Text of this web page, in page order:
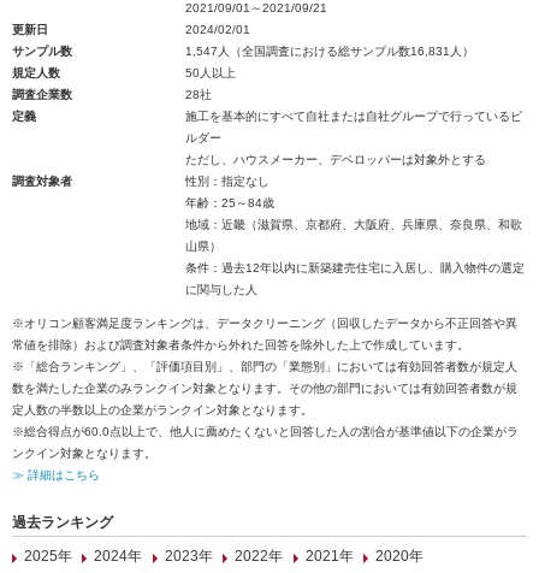
2021/09/01～2021/09/21
更新日
2024/02/01
サンプル数
1,547人（全国調査における総サンプル数16,831人）
規定人数
50人以上
調査企業数
28社
定義
施工を基本的にすべて自社または自社グループで行っているビ
ルダー
ただし、ハウスメーカー、デベロッパーは対象外とする
調査対象者
性別：指定なし
年齢：25～84歳
地域：近畿（滋賀県、京都府、大阪府、兵庫県、奈良県、和歌
山県）
条件：過去12年以内に新築建売住宅に入居し、購入物件の選定
に関与した人
※オリコン顧客満足度ランキングは、データクリーニング（回収したデータから不正回答や異
常値を排除）および調査対象者条件から外れた回答を除外した上で作成しています。
※「総合ランキング」、「評価項目別」、部門の「業態別」においては有効回答者数が規定人
数を満たした企業のみランクイン対象となります。その他の部門においては有効回答者数が規
定人数の半数以上の企業がランクイン対象となります。
※総合得点が60.0点以上で、他人に薦めたくないと回答した人の割合が基準値以下の企業がラ
ンクイン対象となります。
≫ 詳細はこちら
過去ランキング
2025年
2024年 2023年 2022年 2021年 2020年